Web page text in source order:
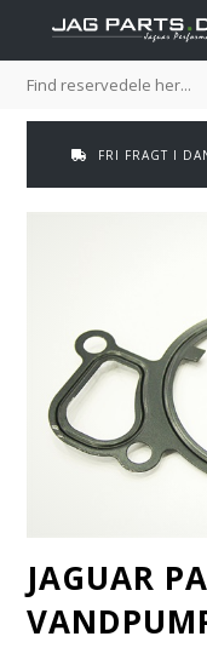
FRI FRAGT I
JAGUAR